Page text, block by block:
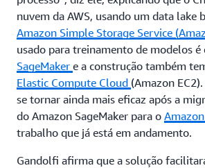
nuvem da AWS, usando um data lake
Amazon Simple Storage Service
usado para treinamento de modelos é
SageMaker e a construção também
Elastic Compute Cloud (Amazon
se tornar ainda mais eficaz após a
do Amazon SageMaker para o
trabalho que já está em andamento.
Gandolfi afirma que a solução